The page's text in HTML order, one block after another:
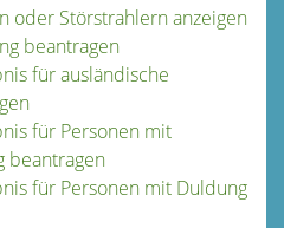
oder Störstrahlern anzeigen
beantragen
für ausländische
für Personen mit
beantragen
für Personen mit Duldung